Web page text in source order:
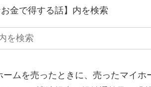
お金で得する話】内を検索
ムを売ったときに、売ったマイホ